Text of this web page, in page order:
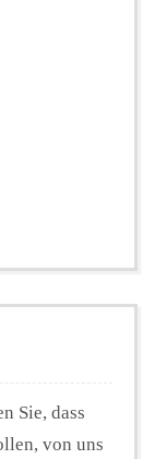
Sie, dass
von uns